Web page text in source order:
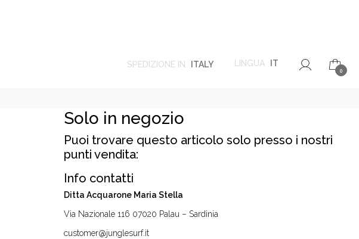
SPEDIZIONE IN ITALY LINGUA IT
0
Solo in negozio
Puoi trovare questo articolo solo presso i nostri
punti vendita:
Info contatti
Ditta Acquarone Maria Stella
Via Nazionale 116 07020 Palau – Sardinia
customer@junglesurf.it